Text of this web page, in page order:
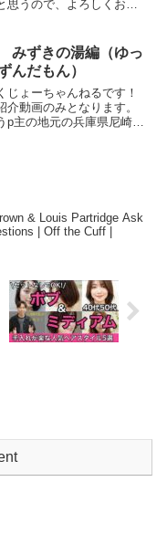
思うので、よろしくお願
尼崎にある『神田温
ンバーの...
みずきの湯編（ゆっ
んだもん）
じょーちゃんねるです！
介動画のみとなります。
p主の地元の兵庫県尼崎市
& Louis Partridge Ask
| Off the Cuff |